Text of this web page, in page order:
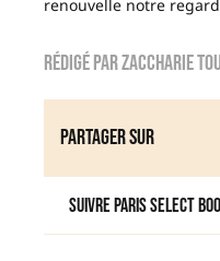
renouvelle notre
Rédigé parzaccharie
Partager sur
Suivre Paris Select